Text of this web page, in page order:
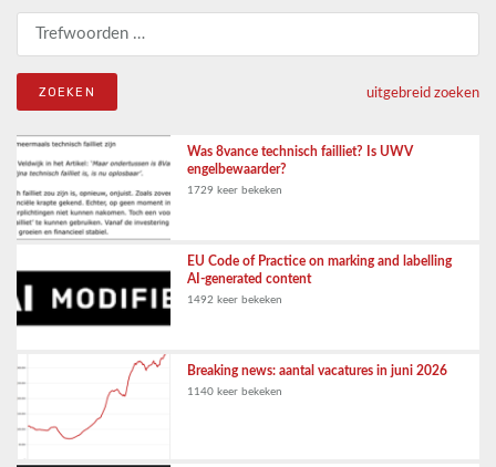
Zoeken naar:
uitgebreid zoeken
Was 8vance technisch failliet? Is UWV
engelbewaarder?
1729 keer bekeken
EU Code of Practice on marking and labelling
AI-generated content
1492 keer bekeken
Breaking news: aantal vacatures in juni 2026
1140 keer bekeken